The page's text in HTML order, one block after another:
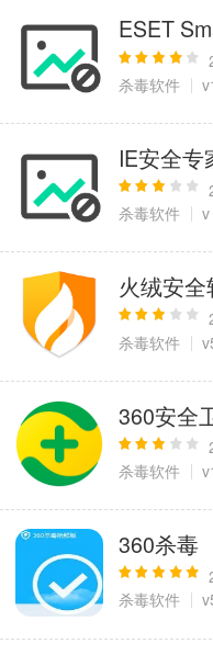
ESET
杀毒软件
IE安全专
杀毒软件
火绒安
杀毒软件
360安全
杀毒软件
360杀毒
杀毒软件